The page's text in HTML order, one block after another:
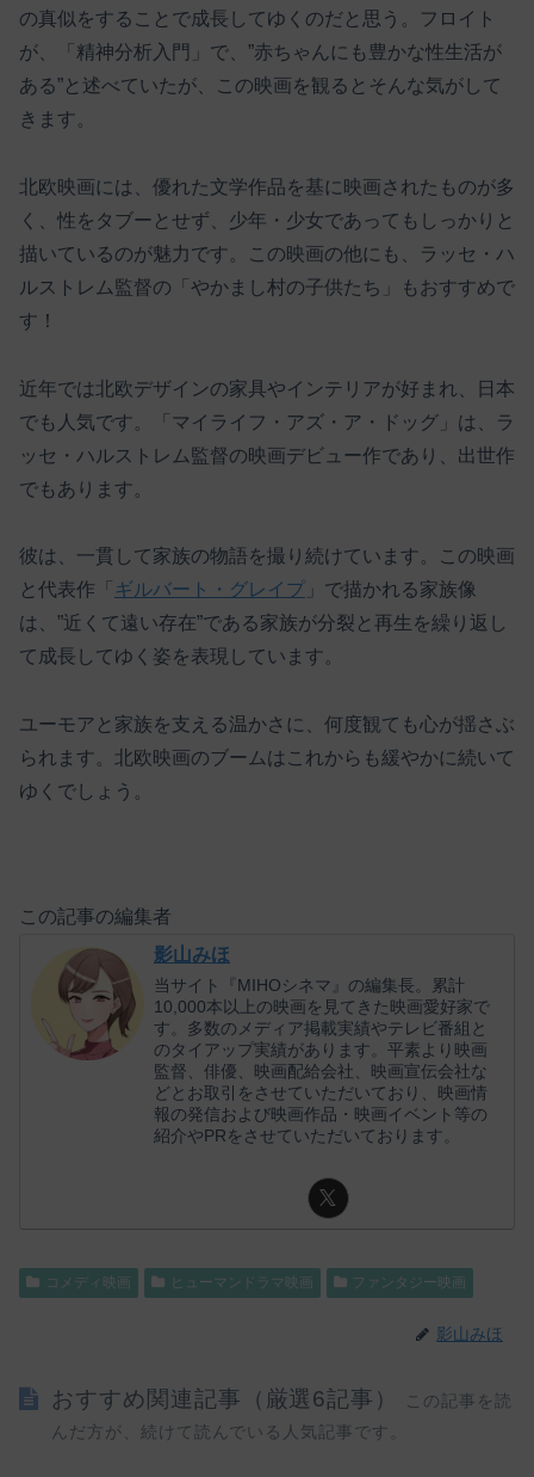
の真似をすることで成長してゆくのだと思う。フロイト
が、「精神分析入門」で、”赤ちゃんにも豊かな性生活が
ある”と述べていたが、この映画を観るとそんな気がして
きます。
北欧映画には、優れた文学作品を基に映画されたものが多
く、性をタブーとせず、少年・少女であってもしっかりと
描いているのが魅力です。この映画の他にも、ラッセ・ハ
ルストレム監督の「やかまし村の子供たち」もおすすめで
す！
近年では北欧デザインの家具やインテリアが好まれ、日本
でも人気です。「マイライフ・アズ・ア・ドッグ」は、ラ
ッセ・ハルストレム監督の映画デビュー作であり、出世作
でもあります。
彼は、一貫して家族の物語を撮り続けています。この映画
と代表作「 ギルバート・グレイプ 」で描かれる家族像
は、”近くて遠い存在”である家族が分裂と再生を繰り返し
て成長してゆく姿を表現しています。
ユーモアと家族を支える温かさに、何度観ても心が揺さぶ
られます。北欧映画のブームはこれからも緩やかに続いて
ゆくでしょう。
この記事の編集者
影山みほ
当サイト『MIHOシネマ』の編集長。累計
10,000本以上の映画を見てきた映画愛好家で
す。多数のメディア掲載実績やテレビ番組と
のタイアップ実績があります。平素より映画
監督、俳優、映画配給会社、映画宣伝会社な
どとお取引をさせていただいており、映画情
報の発信および映画作品・映画イベント等の
紹介やPRをさせていただいております。
コメディ映画 ヒューマンドラマ映画 ファンタジー映画
影山みほ
おすすめ関連記事（厳選6記事）
この記事を読
んだ方が、続けて読んでいる人気記事です。